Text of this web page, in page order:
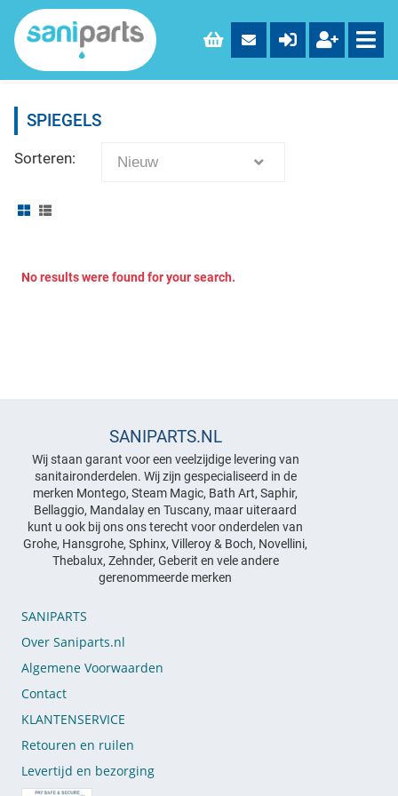
SPIEGELS
Sorteren: Nieuw
No results were found for your search.
SANIPARTS.NL
Wij staan garant voor een veelzijdige levering van
sanitaironderdelen. Wij zijn gespecialiseerd in de
merken Montego, Steam Magic, Bath Art, Saphir,
Bellaggio, Mandalay en Tuscany, maar uiteraard
kunt u ook bij ons ons terecht voor onderdelen van
Grohe, Hansgrohe, Sphinx, Villeroy & Boch, Novellini,
Thebalux, Zehnder, Geberit en vele andere
gerenommeerde merken
SANIPARTS
Over Saniparts.nl
Algemene Voorwaarden
Contact
KLANTENSERVICE
Retouren en ruilen
Levertijd en bezorging